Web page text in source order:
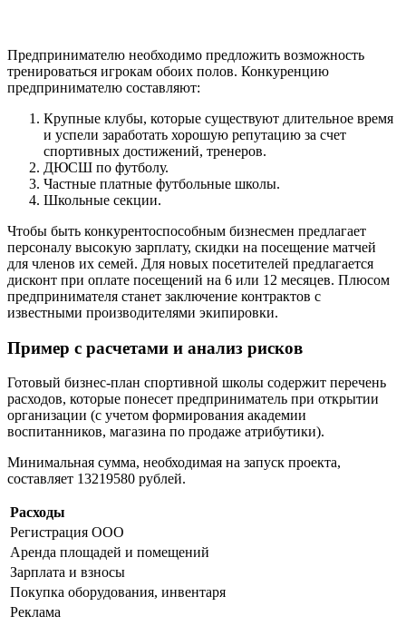
Предпринимателю необходимо предложить возможность
тренироваться игрокам обоих полов. Конкуренцию
предпринимателю составляют:
Крупные клубы, которые существуют длительное время
и успели заработать хорошую репутацию за счет
спортивных достижений, тренеров.
ДЮСШ по футболу.
Частные платные футбольные школы.
Школьные секции.
Чтобы быть конкурентоспособным бизнесмен предлагает
персоналу высокую зарплату, скидки на посещение матчей
для членов их семей. Для новых посетителей предлагается
дисконт при оплате посещений на 6 или 12 месяцев. Плюсом
предпринимателя станет заключение контрактов с
известными производителями экипировки.
Пример с расчетами и анализ рисков
Готовый бизнес-план спортивной школы содержит перечень
расходов, которые понесет предприниматель при открытии
организации (с учетом формирования академии
воспитанников, магазина по продаже атрибутики).
Минимальная сумма, необходимая на запуск проекта,
составляет 13219580 рублей.
Расходы
Регистрация ООО
Аренда площадей и помещений
Зарплата и взносы
Покупка оборудования, инвентаря
Реклама